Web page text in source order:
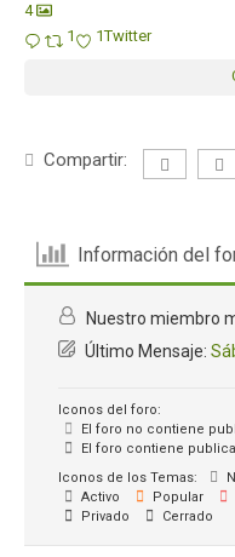
4
1
1Twitter
Compartir:
Información del
Nuestro miembro
Último Mensaje:
Iconos del foro:
El foro no contiene
El foro contiene
Iconos de los Temas:
Activo
Popular
Privado
Cerrado